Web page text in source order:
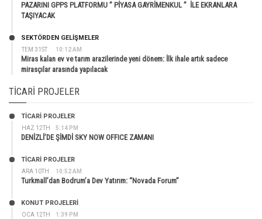
PAZARINI GPPS PLATFORMU ” PİYASA GAYRİMENKUL ” İLE EKRANLARA
TAŞIYACAK
TEM 31ST 10:12 AM
SEKTÖRDEN GELIŞMELER
Miras kalan ev ve tarım arazilerinde yeni dönem: İlk ihale artık sadece
mirasçılar arasında yapılacak
TICARI PROJELER
HAZ 12TH 5:14 PM
TİCARİ PROJELER
DENİZLİ’DE ŞİMDİ SKY NOW OFFICE ZAMANI
ARA 10TH 10:52 AM
TİCARİ PROJELER
Turkmall’dan Bodrum’a Dev Yatırım: “Novada Forum”
OCA 12TH 1:39 PM
KONUT PROJELERI